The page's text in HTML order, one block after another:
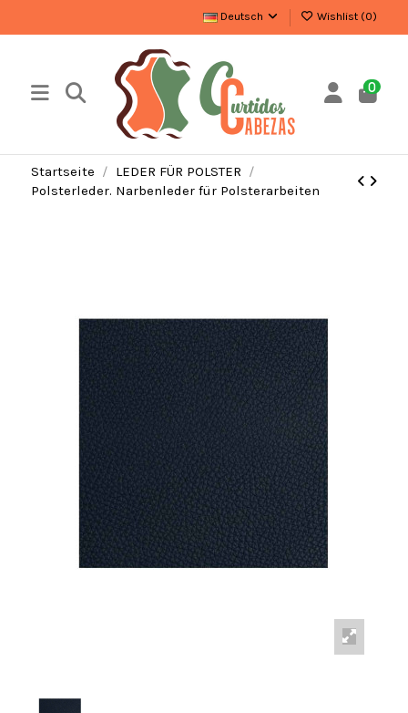
Deutsch Wishlist (0)
0
Startseite
LEDER FÜR POLSTER
Polsterleder. Narbenleder für Polsterarbeiten